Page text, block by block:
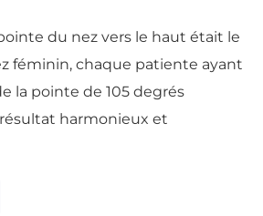
du nez vers le haut était le
féminin, chaque patiente ayant
la pointe de 105 degrés
harmonieux et